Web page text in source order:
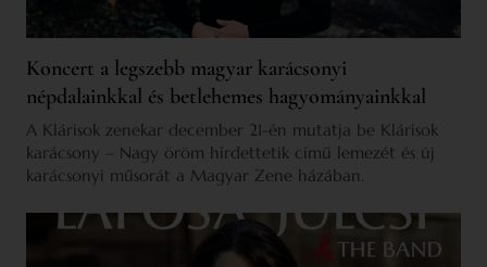
Koncert a legszebb magyar karácsonyi
népdalainkkal és betlehemes hagyományainkkal
A Klárisok zenekar december 21-én mutatja be Klárisok
karácsony – Nagy öröm hirdettetik című lemezét és új
karácsonyi műsorát a Magyar Zene házában.